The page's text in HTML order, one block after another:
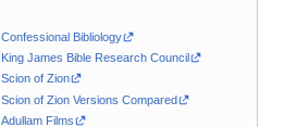
Confessional Bibliology
King James Bible Research Council
Scion of Zion
Scion of Zion Versions Compared
Adullam Films